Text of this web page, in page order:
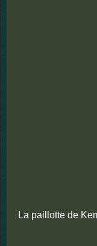
La paillotte de